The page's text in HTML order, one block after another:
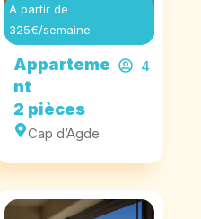
A partir de
325€/semaine
Apparteme
nt
2 pièces
Cap d’Agde
4